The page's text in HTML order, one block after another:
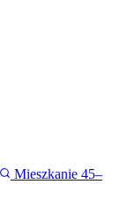
Mieszkanie 45–